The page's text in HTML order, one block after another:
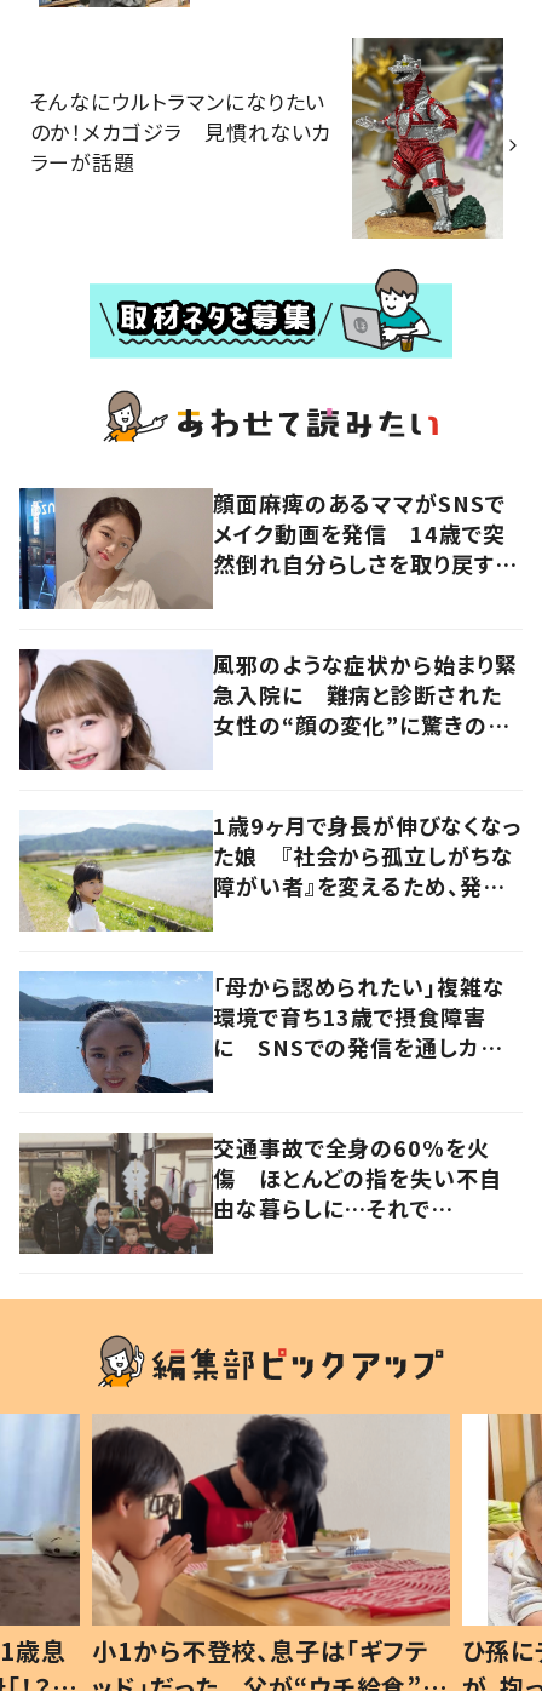
そんなにウルトラマンになりたい
のか！メカゴジラ 見慣れないカ
ラーが話題
顔面麻痺のあるママがSNSで
メイク動画を発信 14歳で突
然倒れ自分らしさを取り戻すま
風邪のような症状から始まり緊
急入院に 難病と診断された
女性の“顔の変化”に驚きの
1歳9ヶ月で身長が伸びなくなっ
た娘 『社会から孤立しがちな
障がい者』を変えるため、発信
「母から認められたい」複雑な
環境で育ち13歳で摂食障害
に SNSでの発信を通しカウン
交通事故で全身の60%を火
傷 ほとんどの指を失い不自
由な暮らしに…それで
歳息
小1から不登校、息子は「ギフテ
ひ孫